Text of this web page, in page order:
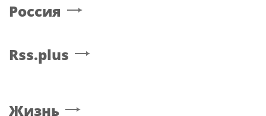
Россия
Rss.plus
Жизнь